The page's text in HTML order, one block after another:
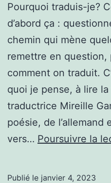
Pourquoi traduis-je?
d’abord ça :
chemin qui mène
remettre en
comment on traduit.
quoi je pense, à lire
traductrice Mireille
poésie, de l’allemand
vers… Poursuivre la
Publié le janvier 4, 2023